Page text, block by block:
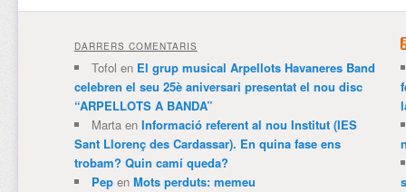
DARRERS COMENTARIS
Tofol en El grup musical Arpellots Havaneres Band
celebren el seu 25è aniversari presentat el nou disc
“ARPELLOTS A BANDA”
Martaen Informació referent al nou Institut (IES
Sant Llorenç des Cardassar). En quina fase ens
trobam? Quin camí queda?
Pepen Mots perduts: memeu